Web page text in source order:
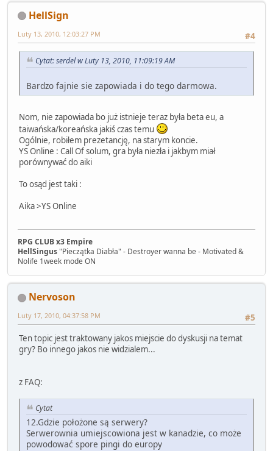
HellSign
#4
Luty 13, 2010, 12:03:27 PM
Cytat: serdel w Luty 13, 2010, 11:09:19 AM
Bardzo fajnie sie zapowiada i do tego darmowa.
Nom, nie zapowiada bo już istnieje teraz była beta eu, a
taiwańska/koreańska jakiś czas temu
Ogólnie, robiłem prezetancję, na starym koncie.
YS Online : Call Of solum, gra była niezła i jakbym miał
porównywać do aiki
To osąd jest taki :
Aika >YS Online
RPG CLUB x3 Empire
HellSingus"Pieczątka Diabła" - Destroyer wanna be - Motivated &
Nolife 1week mode ON
Nervoson
#5
Luty 17, 2010, 04:37:58 PM
Ten topic jest traktowany jakos miejscie do dyskusji na temat
gry? Bo innego jakos nie widzialem...
z FAQ:
Cytat
12.Gdzie położone są serwery?
Serwerownia umiejscowiona jest w kanadzie, co może
powodować spore pingi do europy